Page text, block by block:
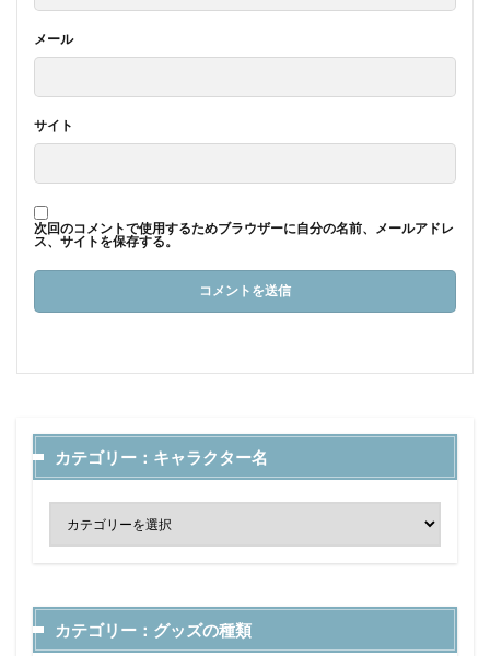
メール
サイト
次回のコメントで使用するためブラウザーに自分の名前、メールアドレ
ス、サイトを保存する。
カテゴリー：キャラクター名
カテゴリー：グッズの種類